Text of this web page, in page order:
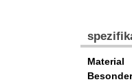
Material